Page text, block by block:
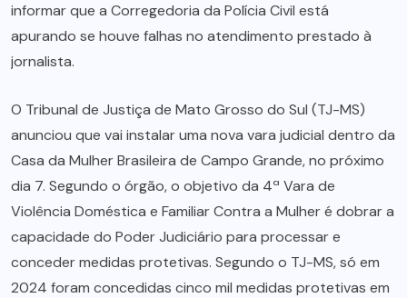
informar que a Corregedoria da Polícia Civil está
apurando se houve falhas no atendimento prestado à
jornalista.
O Tribunal de Justiça de Mato Grosso do Sul (TJ-MS)
anunciou que vai instalar uma nova vara judicial dentro da
Casa da Mulher Brasileira de Campo Grande, no próximo
dia 7. Segundo o órgão, o objetivo da 4ª Vara de
Violência Doméstica e Familiar Contra a Mulher é dobrar a
capacidade do Poder Judiciário para processar e
conceder medidas protetivas. Segundo o TJ-MS, só em
2024 foram concedidas cinco mil medidas protetivas em